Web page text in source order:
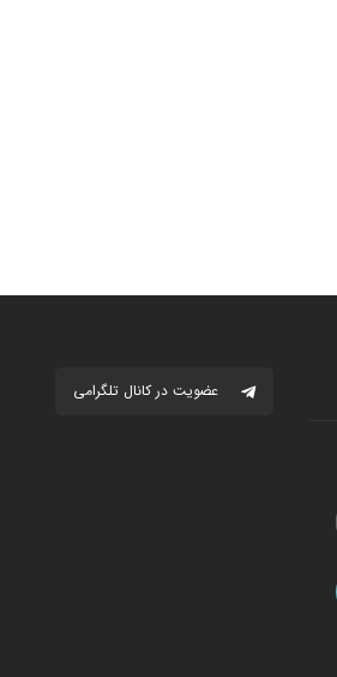
عضویت در کانال تلگرامی